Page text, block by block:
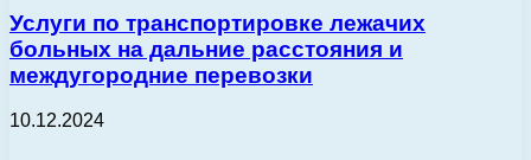
Услуги по транспортировке лежачих
больных на дальние расстояния и
междугородние перевозки
10.12.2024